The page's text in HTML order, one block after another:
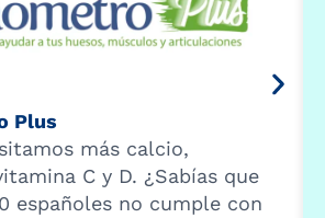
Plus
más calcio,
C y D. ¿Sabías que
españoles no cumple con